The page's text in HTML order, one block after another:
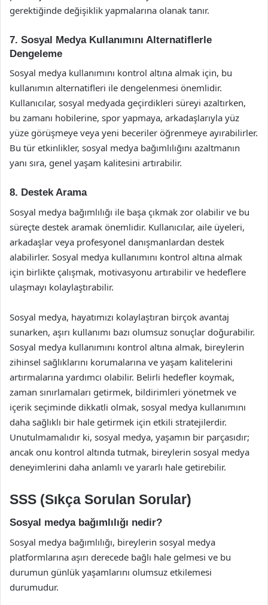
gerektiğinde değişiklik yapmalarına olanak tanır.
7. Sosyal Medya Kullanımını Alternatiflerle
Dengeleme
Sosyal medya kullanımını kontrol altına almak için, bu
kullanımın alternatifleri ile dengelenmesi önemlidir.
Kullanıcılar, sosyal medyada geçirdikleri süreyi azaltırken,
bu zamanı hobilerine, spor yapmaya, arkadaşlarıyla yüz
yüze görüşmeye veya yeni beceriler öğrenmeye ayırabilirler.
Bu tür etkinlikler, sosyal medya bağımlılığını azaltmanın
yanı sıra, genel yaşam kalitesini artırabilir.
8. Destek Arama
Sosyal medya bağımlılığı ile başa çıkmak zor olabilir ve bu
süreçte destek aramak önemlidir. Kullanıcılar, aile üyeleri,
arkadaşlar veya profesyonel danışmanlardan destek
alabilirler. Sosyal medya kullanımını kontrol altına almak
için birlikte çalışmak, motivasyonu artırabilir ve hedeflere
ulaşmayı kolaylaştırabilir.
Sosyal medya, hayatımızı kolaylaştıran birçok avantaj
sunarken, aşırı kullanımı bazı olumsuz sonuçlar doğurabilir.
Sosyal medya kullanımını kontrol altına almak, bireylerin
zihinsel sağlıklarını korumalarına ve yaşam kalitelerini
artırmalarına yardımcı olabilir. Belirli hedefler koymak,
zaman sınırlamaları getirmek, bildirimleri yönetmek ve
içerik seçiminde dikkatli olmak, sosyal medya kullanımını
daha sağlıklı bir hale getirmek için etkili stratejilerdir.
Unutulmamalıdır ki, sosyal medya, yaşamın bir parçasıdır;
ancak onu kontrol altında tutmak, bireylerin sosyal medya
deneyimlerini daha anlamlı ve yararlı hale getirebilir.
SSS (Sıkça Sorulan Sorular)
Sosyal medya bağımlılığı nedir?
Sosyal medya bağımlılığı, bireylerin sosyal medya
platformlarına aşırı derecede bağlı hale gelmesi ve bu
durumun günlük yaşamlarını olumsuz etkilemesi
durumudur.